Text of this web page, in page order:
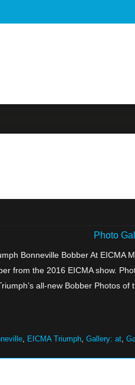
Photo
Bonneville Bobber At EICMA
from the 2016 EICMA show.
all-new Bobber Photos
EICMA Triumph Gallery: at